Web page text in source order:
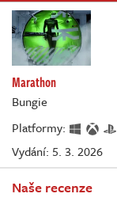
Marathon
Bungie
Platformy:
Vydání: 5. 3. 2026
Naše recenze